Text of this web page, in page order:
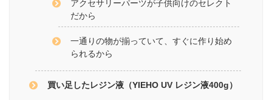
アクセサリーパーツが子供向けのセレクト
だから
一通りの物が揃っていて、すぐに作り始め
られるから
買い足したレジン液（YIEHO UV レジン液400g）